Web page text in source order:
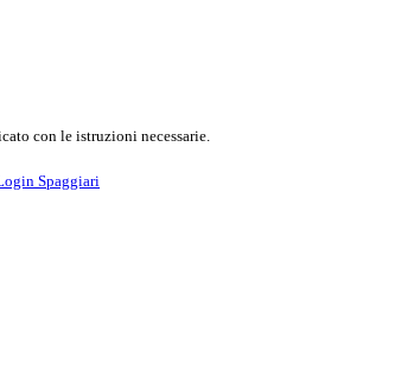
con le istruzioni necessarie.
Spaggiari